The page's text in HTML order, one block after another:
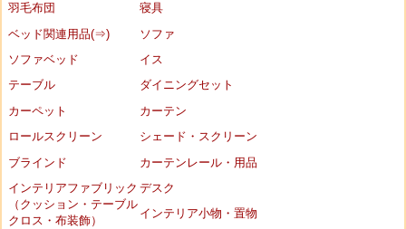
羽毛布団
寝具
ベッド関連用品(⇒)
ソファ
ソファベッド
イス
テーブル
ダイニングセット
カーペット
カーテン
ロールスクリーン
シェード・スクリーン
ブラインド
カーテンレール・用品
インテリアファブリック
（クッション・テーブル
クロス・布装飾）
デスク
インテリア小物・置物